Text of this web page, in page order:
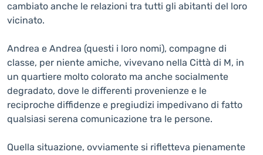
cambiato anche le relazioni tra tutti gli abitanti del loro
vicinato.
Andrea e Andrea (questi i loro nomi), compagne di
classe, per niente amiche, vivevano nella Città di M, in
un quartiere molto colorato ma anche socialmente
degradato, dove le differenti provenienze e le
reciproche diffidenze e pregiudizi impedivano di fatto
qualsiasi serena comunicazione tra le persone.
Quella situazione, ovviamente si rifletteva pienamente